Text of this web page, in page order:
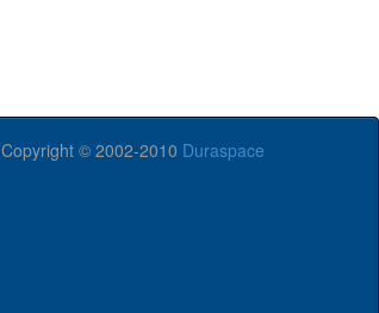
Copyright © 2002-2010 Duraspace